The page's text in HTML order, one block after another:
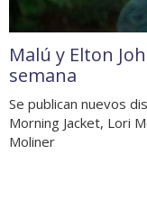
Malú y Elton
semana
Se publican nuevos
Morning Jacket, Lori
Moliner